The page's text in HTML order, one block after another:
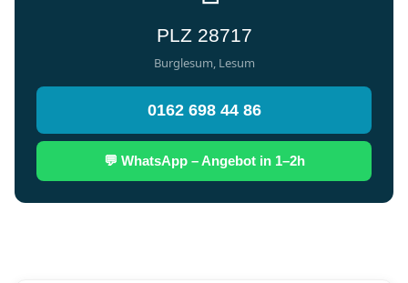
PLZ 28717
Burglesum, Lesum
0162 698 44 86
💬 WhatsApp – Angebot in 1–2h